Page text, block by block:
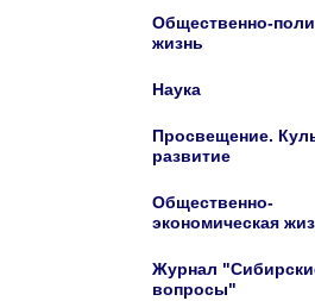
Общественно-
жизнь
Наука
Просвещение.
развитие
Общественно-
экономическая
Журнал
вопросы"